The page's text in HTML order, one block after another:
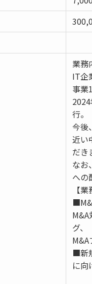
業務
IT企
事業
行。
今後
近い
だき
なお
への
【
グ、
■新
に向